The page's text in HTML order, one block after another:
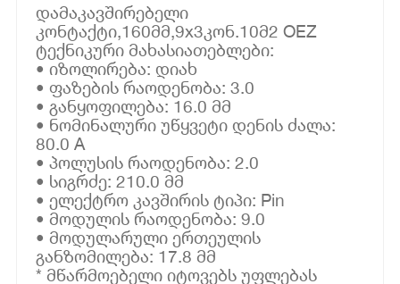
დამაკავშირებელი
კონტაქტი,160მმ,9x3კონ.10მ2 OEZ
ტექნიკური მახასიათებლები:
• იზოლირება: დიახ
• ფაზების რაოდენობა: 3.0
• განყოფილება: 16.0 მმ
• ნომინალური უწყვეტი დენის ძალა:
80.0 A
• პოლუსის რაოდენობა: 2.0
• სიგრძე: 210.0 მმ
• ელექტრო კავშირის ტიპი: Pin
• მოდულის რაოდენობა: 9.0
• მოდულარული ერთეულის
განზომილება: 17.8 მმ
* მწარმოებელი იტოვებს უფლებას